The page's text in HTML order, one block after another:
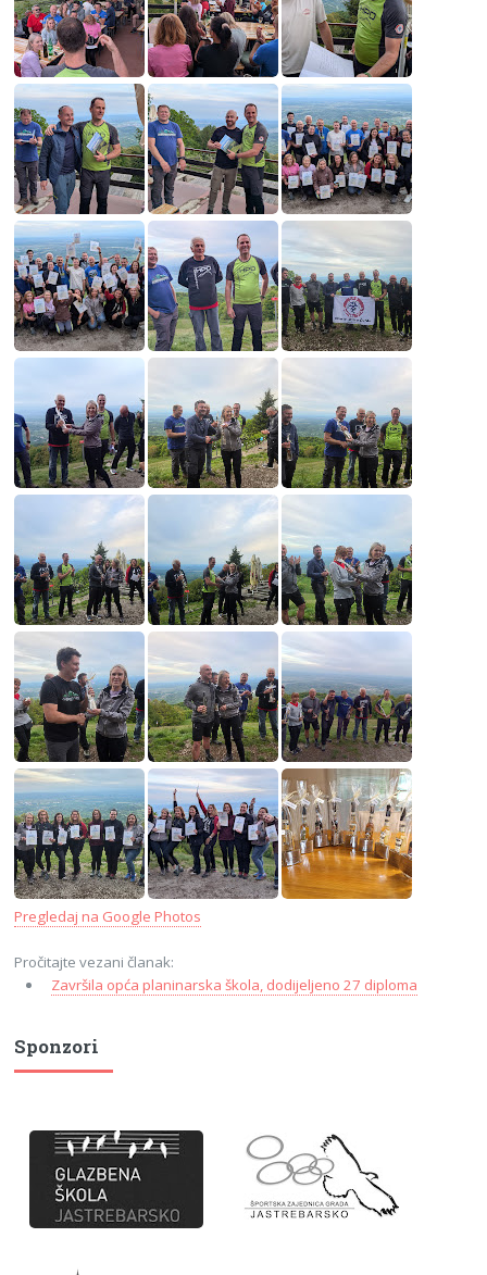
Pregledaj na Google Photos
Pročitajte vezani članak:
Završila opća planinarska škola, dodijeljeno 27 diploma
Sponzori